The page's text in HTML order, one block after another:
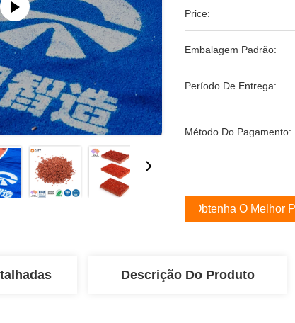
Price:
Embalagem Padrão:
Período De Entrega:
Método Do Pagamento:
Obtenha O Melhor
Descrição Do Produto